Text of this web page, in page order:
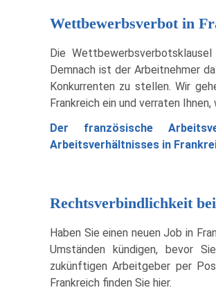
Wettbewerbsverbot in
Die
Demnach ist der Arbeitnehmer
Konkurrenten zu stellen. Wir
Frankreich ein und verraten
Der französische
Arbeitsverhältnisses in
Rechtsverbindlichkeit
Haben Sie einen neuen Job in
Umständen kündigen, bevor
zukünftigen Arbeitgeber per
Frankreich finden Sie hier.